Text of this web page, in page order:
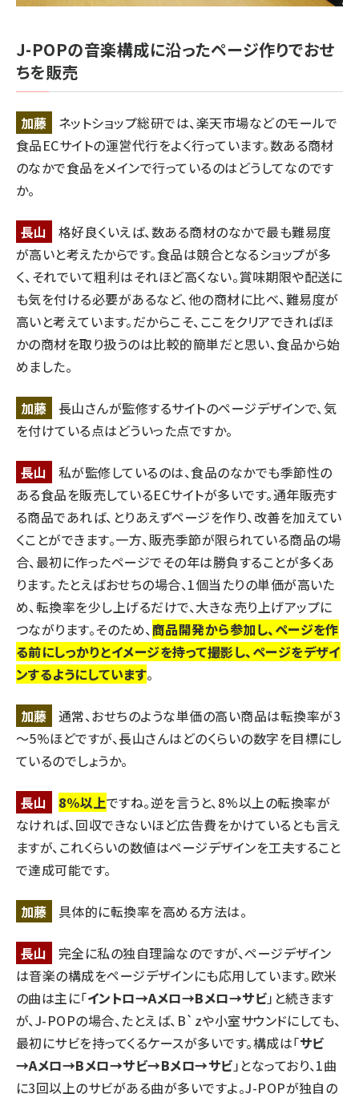
J-POPの音楽構成に沿ったページ作りでおせ
ちを販売
加藤
ネットショップ総研では、楽天市場などのモールで
食品ECサイトの運営代行をよく行っています。数ある商材
のなかで食品をメインで行っているのはどうしてなのです
か。
長山
格好良くいえば、数ある商材のなかで最も難易度
が高いと考えたからです。食品は競合となるショップが多
く、それでいて粗利はそれほど高くない。賞味期限や配送に
も気を付ける必要があるなど、他の商材に比べ、難易度が
高いと考えています。だからこそ、ここをクリアできればほ
かの商材を取り扱うのは比較的簡単だと思い、食品から始
めました。
加藤
長山さんが監修するサイトのページデザインで、気
を付けている点はどういった点ですか。
長山
私が監修しているのは、食品のなかでも季節性の
ある食品を販売しているECサイトが多いです。通年販売す
る商品であれば、とりあえずページを作り、改善を加えてい
くことができます。一方、販売季節が限られている商品の場
合、最初に作ったページでその年は勝負することが多くあ
ります。たとえばおせちの場合、1個当たりの単価が高いた
め、転換率を少し上げるだけで、大きな売り上げアップに
つながります。そのため、商品開発から参加し、ページを作
る前にしっかりとイメージを持って撮影し、ページをデザイ
ンするようにしています。
加藤
通常、おせちのような単価の高い商品は転換率が3
～5%ほどですが、長山さんはどのくらいの数字を目標にし
ているのでしょうか。
長山 8%以上ですね。逆を言うと、8%以上の転換率が
なければ、回収できないほど広告費をかけているとも言え
ますが、これくらいの数値はページデザインを工夫すること
で達成可能です。
加藤 具体的に転換率を高める方法は。
長山
完全に私の独自理論なのですが、ページデザイン
は音楽の構成をページデザインにも応用しています。欧米
の曲は主に「イントロ→Aメロ→Bメロ→サビ」と続きます
が、J-POPの場合、たとえば、B`zや小室サウンドにしても、
最初にサビを持ってくるケースが多いです。構成は「サビ
→Aメロ→Bメロ→サビ→Bメロ→サビ」となっており、1曲
に3回以上のサビがある曲が多いですよ。J-POPが独自の